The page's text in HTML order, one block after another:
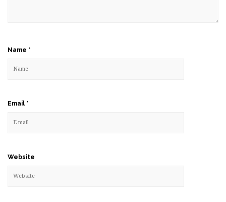
Name *
Email *
Website